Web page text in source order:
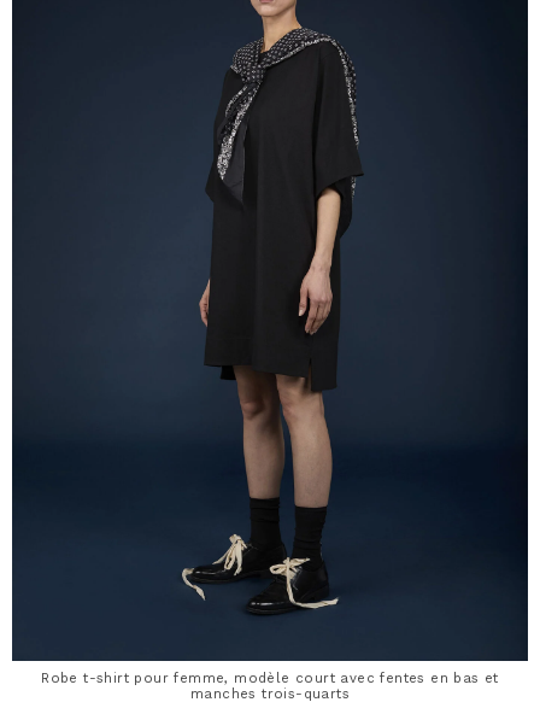
Robe t-shirt pour femme, modèle court avec fentes en bas et
manches trois-quarts